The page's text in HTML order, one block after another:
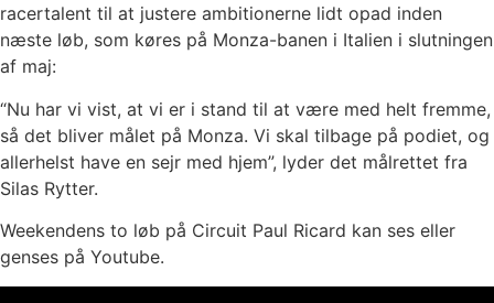
racertalent til at justere ambitionerne lidt opad inden
næste løb, som køres på Monza-banen i Italien i slutningen
af maj:
“Nu har vi vist, at vi er i stand til at være med helt fremme,
så det bliver målet på Monza. Vi skal tilbage på podiet, og
allerhelst have en sejr med hjem”, lyder det målrettet fra
Silas Rytter.
Weekendens to løb på Circuit Paul Ricard kan ses eller
genses på Youtube.